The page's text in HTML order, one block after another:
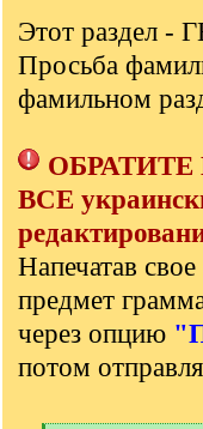
Этот раздел -
Просьба
фамильном
ВСЕ
Напечатав
предмет
через опцию
потом